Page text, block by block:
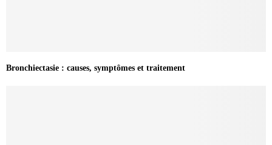
Bronchiectasie : causes, symptômes et traitement